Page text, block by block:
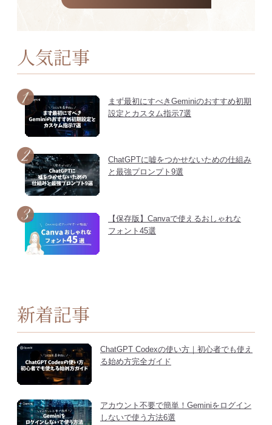
人気記事
まず最初にすべきGeminiのおすすめ初期
設定とカスタム指示7選
ChatGPTに嘘をつかせないための仕組み
と最強プロンプト9選
【保存版】Canvaで使えるおしゃれな
フォント45選
新着記事
ChatGPT Codexの使い方｜初心者でも使え
る始め方完全ガイド
アカウント不要で簡単！Geminiをログイン
しないで使う方法6選